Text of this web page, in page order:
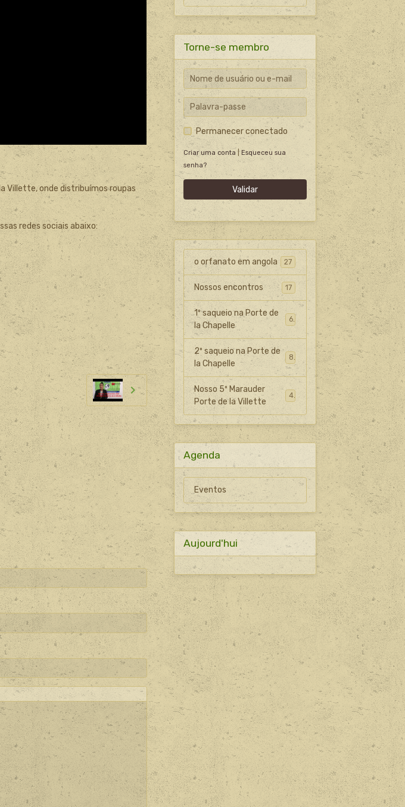
Villette, onde distribuímos roupas
redes sociais abaixo:
Torne-se membro
Permanecer conectado
Criar uma conta | Esqueceu sua
senha?
Validar
o orfanato em angola 27
Nossos encontros 17
1º saqueio na Porte de
la Chapelle
6
2º saqueio na Porte de
la Chapelle
8
Nosso 5º Marauder
Porte de la Villette
4
Agenda
Eventos
Aujourd'hui